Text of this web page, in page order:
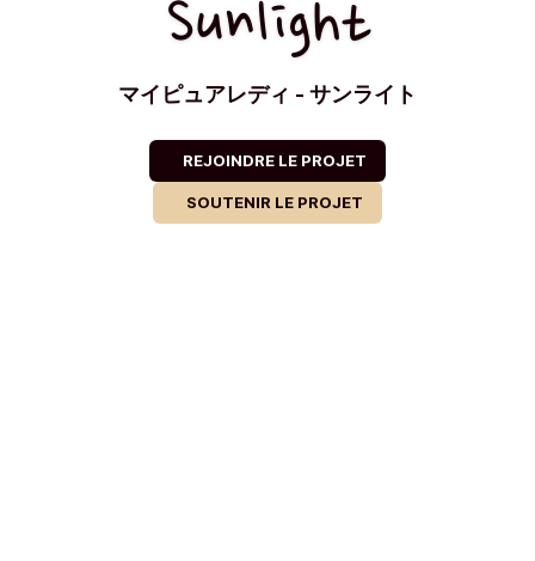
Sunlight
マイピュアレディ - サンライト
REJOINDRE LE PROJET
SOUTENIR LE PROJET